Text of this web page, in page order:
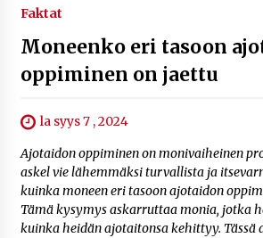
Faktat
Moneenko eri tasoon
oppiminen on jaettu
la syys 7 , 2024
Ajotaidon oppiminen on monivaiheinen
askel vie lähemmäksi turvallista ja
kuinka moneen eri tasoon ajotaidon
Tämä kysymys askarruttaa monia, jotka
kuinka heidän ajotaitonsa kehittyy. Tässä